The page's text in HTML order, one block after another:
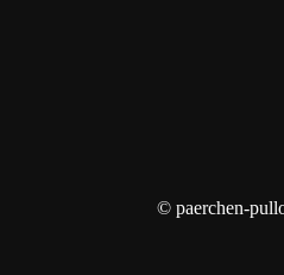
© paerchen-